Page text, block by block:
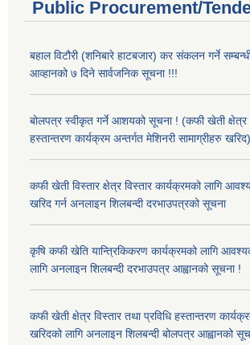
Public Procurement/
बहाल विटौरी (शनिबारे हाटबजार) कर संकलन गर्ने
आव्हानको ७ दिने सार्वजनिक सूचना !!!
बोलपत्र स्वीकृत गर्ने आशयको सूचना ! (कफी खेती क्षेत्र
हस्तान्तरण कार्यक्रम अन्तर्गत मेशिनरी सामाग्रीहरु खरिद)
कफी खेती विस्तार क्षेत्र विस्तार कार्यक्रमको लागि
खरिद गर्न अनलाइन शिलबन्दी दरभाउपत्रको सूचना
कृषि कफी खेति यान्त्रिकिकरण कार्यक्रमको लागि
लागि अनलाइन शिलबन्दी दरभाउपत्र आह्वानको सूचना !
कफी खेती क्षेत्र विस्तार तथा प्रविधि हस्तान्तरण
खरिदको लागि अनलाइन शिलबन्दी बोलपत्र आह्वानको